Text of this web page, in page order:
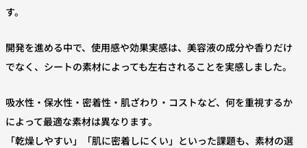
す。
開発を進める中で、使用感や効果実感は、美容液の成分や香りだけ
でなく、シートの素材によっても左右されることを実感しました。
吸水性・保水性・密着性・肌ざわり・コストなど、何を重視するか
によって最適な素材は異なります。
「乾燥しやすい」「肌に密着しにくい」といった課題も、素材の選